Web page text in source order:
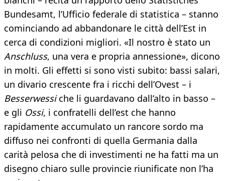
Bundesamt, l’Ufficio federale di statistica – stanno
cominciando ad abbandonare le città dell’Est in
cerca di condizioni migliori. «Il nostro è stato un
Anschluss, una vera e propria annessione», dicono
in molti. Gli effetti si sono visti subito: bassi salari,
un divario crescente fra i ricchi dell’Ovest – i
Besserwessiche li guardavano dall’alto in basso –
e gli Ossi, i confratelli dell’est che hanno
rapidamente accumulato un rancore sordo ma
diffuso nei confronti di quella Germania dalla
carità pelosa che di investimenti ne ha fatti ma un
disegno chiaro sulle provincie riunificate non l’ha